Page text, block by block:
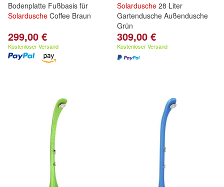
Bodenplatte Fußbasis für
Solardusche Coffee Braun
299,00 €
Kostenloser Versand
Solardusche 28 Liter
Gartendusche Außendusche
Grün
309,00 €
Kostenloser Versand